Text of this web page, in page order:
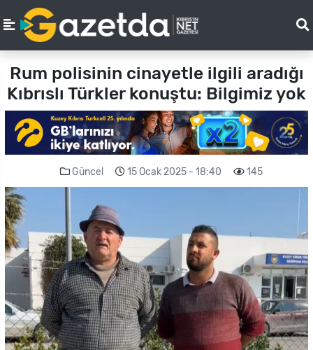
Rum polisinin cinayetle ilgili aradığı
Kıbrıslı Türkler konuştu: Bilgimiz yok
Güncel 15 Ocak 2025 - 18:40 145